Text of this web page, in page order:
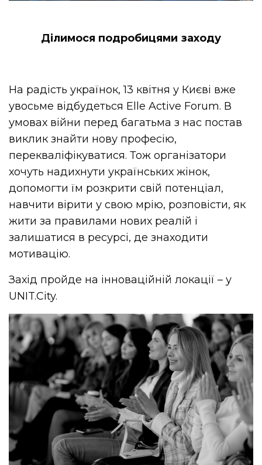
Ділимося подробицями заходу
На радість українок, 13 квітня у Києві вже
увосьме відбудеться Elle Active Forum. В
умовах війни перед багатьма з нас постав
виклик знайти нову професію,
перекваліфікуватися. Тож організатори
хочуть надихнути українських жінок,
допомогти їм розкрити свій потенціал,
навчити вірити у свою мрію, розповісти, як
жити за правилами нових реалій і
залишатися в ресурсі, де знаходити
мотивацію.
Захід пройде на інноваційній локації – у
UNIT.City.